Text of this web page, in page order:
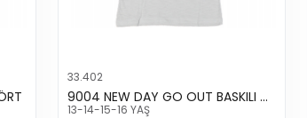
33.402
9004 NEW DAY GO OUT BASKILI DÜĞMELİ TİŞÖRT
13-14-15-16 YAŞ